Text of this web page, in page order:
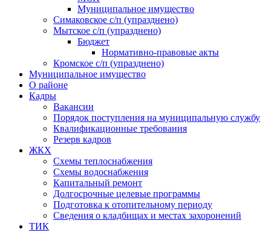
Муниципальное имущество
Симаковское с/п (упразднено)
Мытское с/п (упразднено)
Бюджет
Нормативно-правовые акты
Кромское с/п (упразднено)
Муниципальное имущество
О районе
Кадры
Вакансии
Порядок поступления на муниципальную службу
Квалификационные требования
Резерв кадров
ЖКХ
Схемы теплоснабжения
Схемы водоснабжения
Капитальный ремонт
Долгосрочные целевые программы
Подготовка к отопительному периоду
Сведения о кладбищах и местах захоронений
ТИК